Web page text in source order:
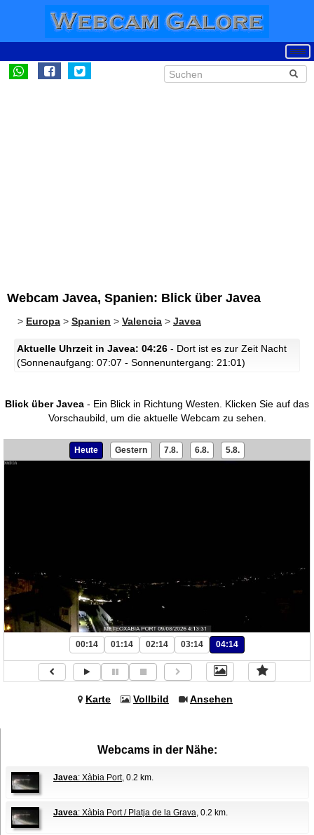
Webcam Javea, Spanien: Blick über Javea
> Europa > Spanien > Valencia > Javea
Aktuelle Uhrzeit in Javea: 04:26 - Dort ist es zur Zeit Nacht
(Sonnenaufgang: 07:07 - Sonnenuntergang: 21:01)
Blick über Javea - Ein Blick in Richtung Westen.
Klicken Sie auf das
Vorschaubild, um die aktuelle Webcam zu sehen.
Heute Gestern 7.8. 6.8. 5.8.
00:14 01:14 02:14 03:14 04:14
Karte Vollbild Ansehen
Webcams in der Nähe:
Javea: Xàbia Port, 0.2 km.
Javea: Xàbia Port / Platja de la Grava, 0.2 km.